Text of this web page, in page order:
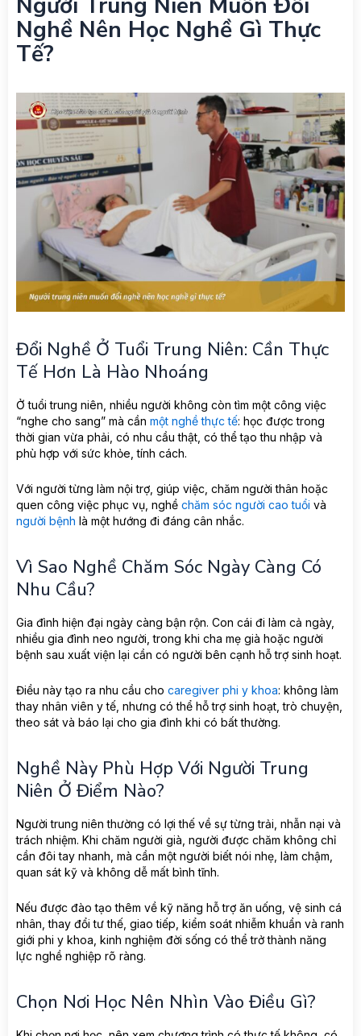
Nghề Nên Học Nghề Gì Thực
Tế?
Đổi Nghề Ở Tuổi Trung Niên: Cần Thực
Tế Hơn Là Hào Nhoáng
Ở tuổi trung niên, nhiều người không còn tìm một công việc
“nghe cho sang” mà cần một nghề thực tế: học được trong
thời gian vừa phải, có nhu cầu thật, có thể tạo thu nhập và
phù hợp với sức khỏe, tính cách.
Với người từng làm nội trợ, giúp việc, chăm người thân hoặc
quen công việc phục vụ, nghề chăm sóc người cao tuổi và
người bệnh là một hướng đi đáng cân nhắc.
Vì Sao Nghề Chăm Sóc Ngày Càng Có
Nhu Cầu?
Gia đình hiện đại ngày càng bận rộn. Con cái đi làm cả ngày,
nhiều gia đình neo người, trong khi cha mẹ già hoặc người
bệnh sau xuất viện lại cần có người bên cạnh hỗ trợ sinh hoạt.
Điều này tạo ra nhu cầu cho caregiver phi y khoa: không làm
thay nhân viên y tế, nhưng có thể hỗ trợ sinh hoạt, trò chuyện,
theo sát và báo lại cho gia đình khi có bất thường.
Nghề Này Phù Hợp Với Người Trung
Niên Ở Điểm Nào?
Người trung niên thường có lợi thế về sự từng trải, nhẫn nại và
trách nhiệm. Khi chăm người già, người được chăm không chỉ
cần đôi tay nhanh, mà cần một người biết nói nhẹ, làm chậm,
quan sát kỹ và không dễ mất bình tĩnh.
Nếu được đào tạo thêm về kỹ năng hỗ trợ ăn uống, vệ sinh cá
nhân, thay đổi tư thế, giao tiếp, kiểm soát nhiễm khuẩn và ranh
giới phi y khoa, kinh nghiệm đời sống có thể trở thành năng
lực nghề nghiệp rõ ràng.
Chọn Nơi Học Nên Nhìn Vào Điều Gì?